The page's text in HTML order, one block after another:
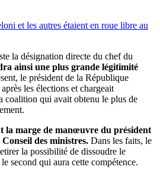
et les autres étaient en roue libre au
la désignation directe du chef du
ainsi une plus grande légitimité
le président de la République
les élections et chargeait
coalition qui avait obtenu le plus de
la marge de manœuvre du président
des ministres. Dans les faits, le
la possibilité de dissoudre le
second qui aura cette compétence.